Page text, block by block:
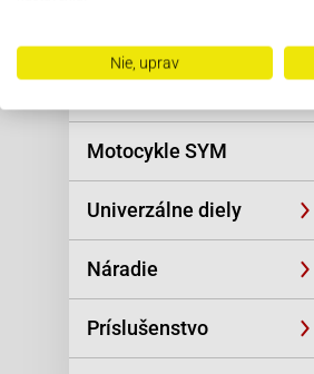
Motocykle SYM
Univerzálne diely
Náradie
Príslušenstvo
Nie, uprav